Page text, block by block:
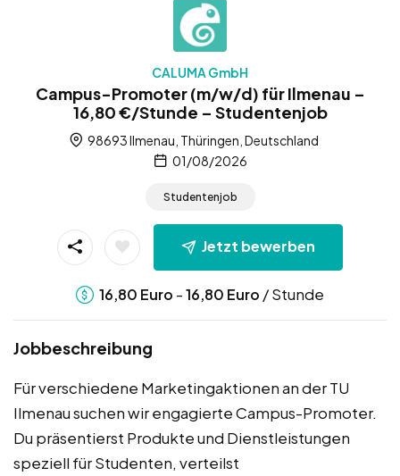
CALUMA GmbH
Campus-Promoter (m/w/d) für Ilmenau –
16,80 €/Stunde – Studentenjob
98693 Ilmenau, Thüringen, Deutschland
01/08/2026
Studentenjob
Jetzt bewerben
16,80 Euro -16,80 Euro / Stunde
Jobbeschreibung
Für verschiedene Marketingaktionen an der TU
Ilmenau suchen wir engagierte Campus-Promoter.
Du präsentierst Produkte und Dienstleistungen
speziell für Studenten, verteilst